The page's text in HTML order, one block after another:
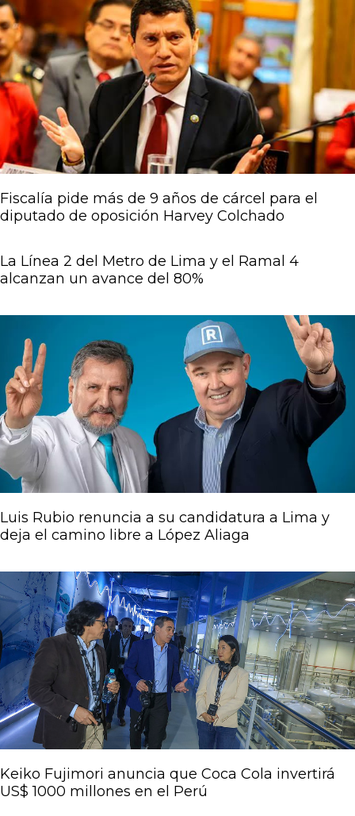
Fiscalía pide más de 9 años de cárcel para el
diputado de oposición Harvey Colchado
La Línea 2 del Metro de Lima y el Ramal 4
alcanzan un avance del 80%
Luis Rubio renuncia a su candidatura a Lima y
deja el camino libre a López Aliaga
Keiko Fujimori anuncia que Coca Cola invertirá
US$ 1000 millones en el Perú